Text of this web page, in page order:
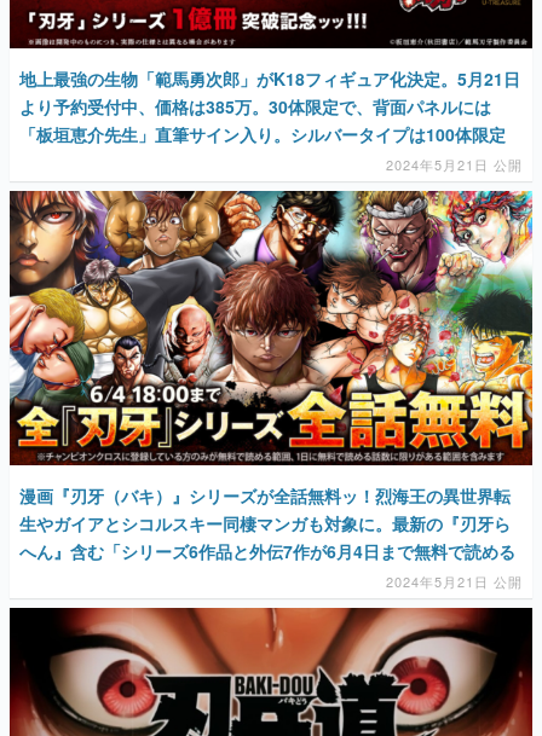
地上最強の生物「範馬勇次郎」がK18フィギュア化決定。5月21日
より予約受付中、価格は385万。30体限定で、背面パネルには
「板垣恵介先生」直筆サイン入り。シルバータイプは100体限定
2024年5月21日 公開
漫画『刃牙（バキ）』シリーズが全話無料ッ！烈海王の異世界転
生やガイアとシコルスキー同棲マンガも対象に。最新の『刃牙ら
へん』含む「シリーズ6作品と外伝7作が6月4日まで無料で読める
2024年5月21日 公開